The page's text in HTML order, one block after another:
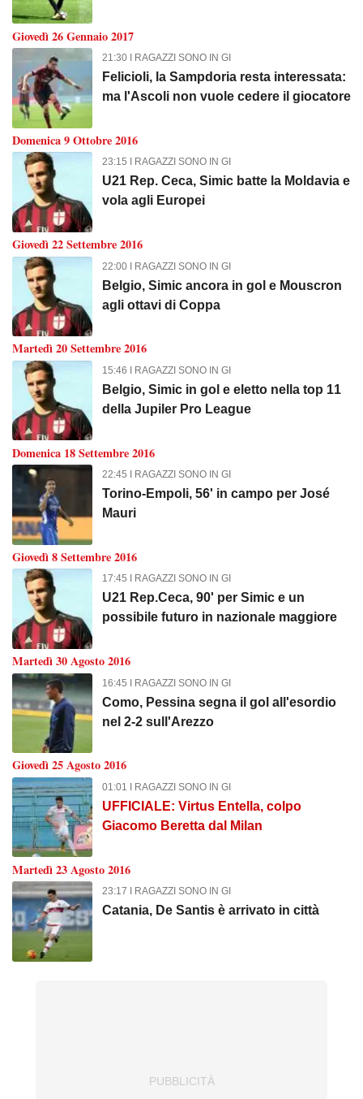
Giovedì 26 Gennaio 2017
21:30 I RAGAZZI SONO IN GI
Felicioli, la Sampdoria resta interessata:
ma l'Ascoli non vuole cedere il giocatore
Domenica 9 Ottobre 2016
23:15 I RAGAZZI SONO IN GI
U21 Rep. Ceca, Simic batte la Moldavia e
vola agli Europei
Giovedì 22 Settembre 2016
22:00 I RAGAZZI SONO IN GI
Belgio, Simic ancora in gol e Mouscron
agli ottavi di Coppa
Martedì 20 Settembre 2016
15:46 I RAGAZZI SONO IN GI
Belgio, Simic in gol e eletto nella top 11
della Jupiler Pro League
Domenica 18 Settembre 2016
22:45 I RAGAZZI SONO IN GI
Torino-Empoli, 56' in campo per José
Mauri
Giovedì 8 Settembre 2016
17:45 I RAGAZZI SONO IN GI
U21 Rep.Ceca, 90' per Simic e un
possibile futuro in nazionale maggiore
Martedì 30 Agosto 2016
16:45 I RAGAZZI SONO IN GI
Como, Pessina segna il gol all'esordio
nel 2-2 sull'Arezzo
Giovedì 25 Agosto 2016
01:01 I RAGAZZI SONO IN GI
UFFICIALE: Virtus Entella, colpo
Giacomo Beretta dal Milan
Martedì 23 Agosto 2016
23:17 I RAGAZZI SONO IN GI
Catania, De Santis è arrivato in città